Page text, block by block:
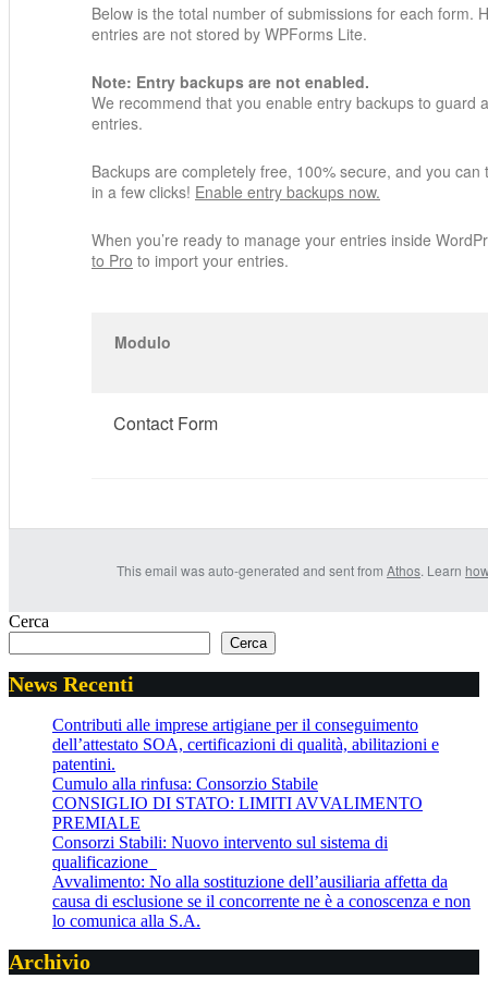
Below is the total number of submissions for each form.
entries are not stored by WPForms Lite.
Note: Entry backups are not enabled.
We recommend that you enable entry backups to guard
entries.
Backups are completely free, 100% secure, and you can
in a few clicks! Enable entry backups now.
When you’re ready to manage your entries inside
to Pro to import your entries.
Modulo
Contact Form
This email was auto-generated and sent from Athos. Learn
Cerca
Cerca
News Recenti
Contributi alle imprese artigiane per il conseguimento
dell’attestato SOA, certificazioni di qualità, abilitazioni e
patentini.
Cumulo alla rinfusa: Consorzio Stabile
CONSIGLIO DI STATO: LIMITI AVVALIMENTO
PREMIALE
Consorzi Stabili: Nuovo intervento sul sistema di
qualificazione
Avvalimento: No alla sostituzione dell’ausiliaria affetta da
causa di esclusione se il concorrente ne è a conoscenza e non
lo comunica alla S.A.
Archivio